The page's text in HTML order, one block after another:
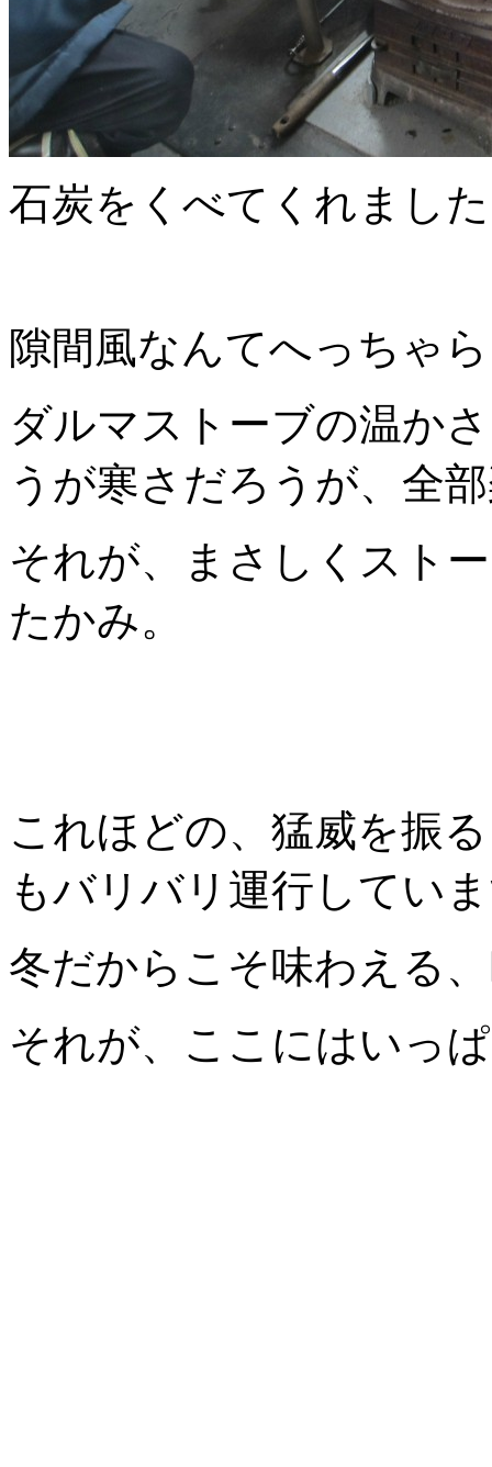
石炭をくべてくれまし
隙間風なんてへっちゃ
ダルマストーブの温か
うが寒さだろうが、全
それが、まさしくスト
たかみ。
これほどの、猛威を振
もバリバリ運行してい
冬だからこそ味わえる
それが、ここにはいっ